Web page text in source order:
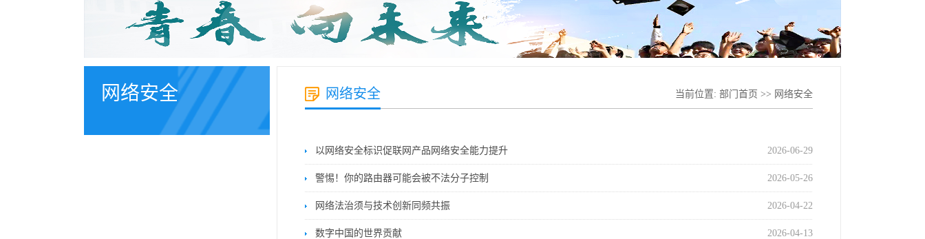
网络安全 网络安全 当前位置: 部门首页 >> 网络安全
以网络安全标识促联网产品网络安全能力提升 2026-06-29
警惕！你的路由器可能会被不法分子控制 2026-05-26
网络法治须与技术创新同频共振 2026-04-22
数字中国的世界贡献 2026-04-13